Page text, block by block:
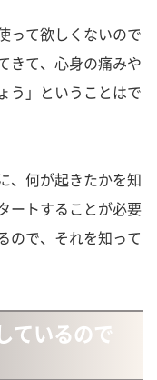
って欲しくないので
きて、心身の痛みや
う」ということはで
、何が起きたかを知
ートすることが必要
ので、それを知って
ているので